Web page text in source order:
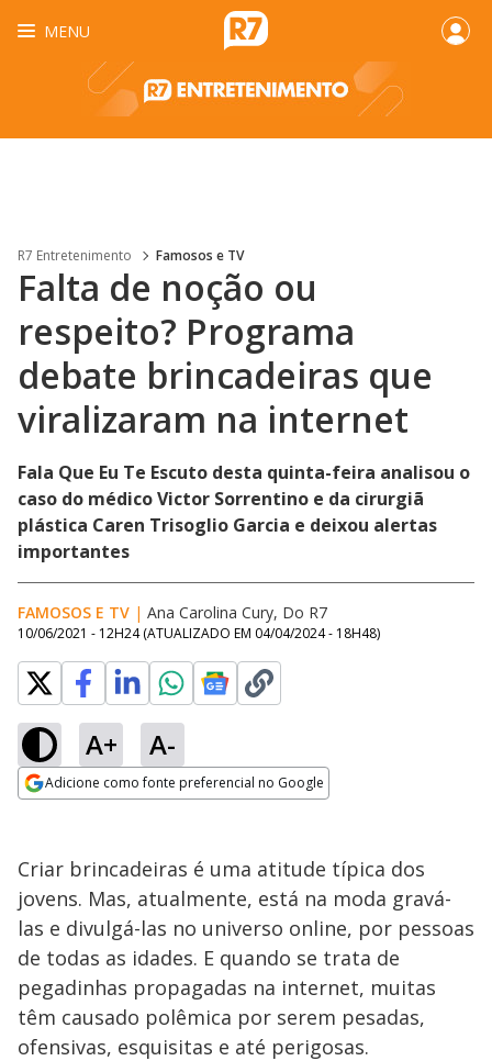
MENU
R7 Entretenimento Famosos e TV
Falta de noção ou
respeito? Programa
debate brincadeiras que
viralizaram na internet
Fala Que Eu Te Escuto desta quinta-feira analisou o
caso do médico Victor Sorrentino e da cirurgiã
plástica Caren Trisoglio Garcia e deixou alertas
importantes
FAMOSOS E TV | Ana Carolina Cury, Do R7
10/06/2021 - 12H24 (ATUALIZADO EM 04/04/2024 - 18H48)
A+ A-
Adicione como fonte preferencial no Google
Criar brincadeiras é uma atitude típica dos
jovens. Mas, atualmente, está na moda gravá-
las e divulgá-las no universo online, por pessoas
de todas as idades. E quando se trata de
pegadinhas propagadas na internet, muitas
têm causado polêmica por serem pesadas,
ofensivas, esquisitas e até perigosas.